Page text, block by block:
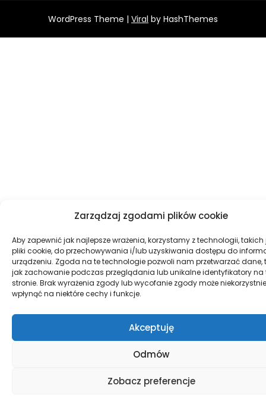
Zarządzaj zgodami plików cookie
Aby zapewnić jak najlepsze wrażenia, korzystamy z technologii, takich
pliki cookie, do przechowywania i/lub uzyskiwania dostępu do
urządzeniu. Zgoda na te technologie pozwoli nam przetwarzać dane,
jak zachowanie podczas przeglądania lub unikalne identyfikatory na
stronie. Brak wyrażenia zgody lub wycofanie zgody może niekorzystnie
wpłynąć na niektóre cechy i funkcje.
Akceptuję
Odmów
Zobacz preferencje
WordPress Theme | Viral by HashThemes